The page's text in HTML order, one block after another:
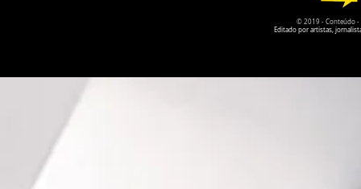
© 2019 - Conteúdo -
Editado por artistas,